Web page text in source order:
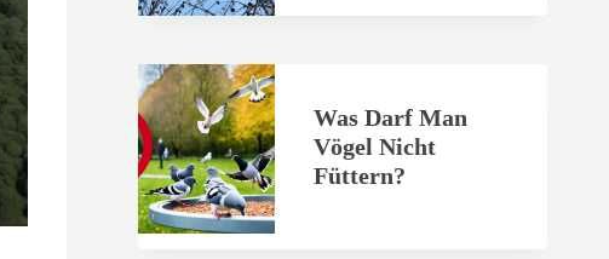
Was Darf Man
Vögel Nicht
Füttern?